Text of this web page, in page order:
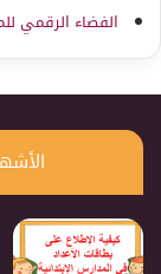
الفضاء الرقمي